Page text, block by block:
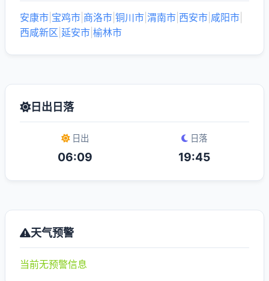
安康市 宝鸡市 商洛市 铜川市 渭南市 西安市 咸阳市
西咸新区 延安市 榆林市
日出日落
日出
06:09
日落
19:45
天气预警
当前无预警信息